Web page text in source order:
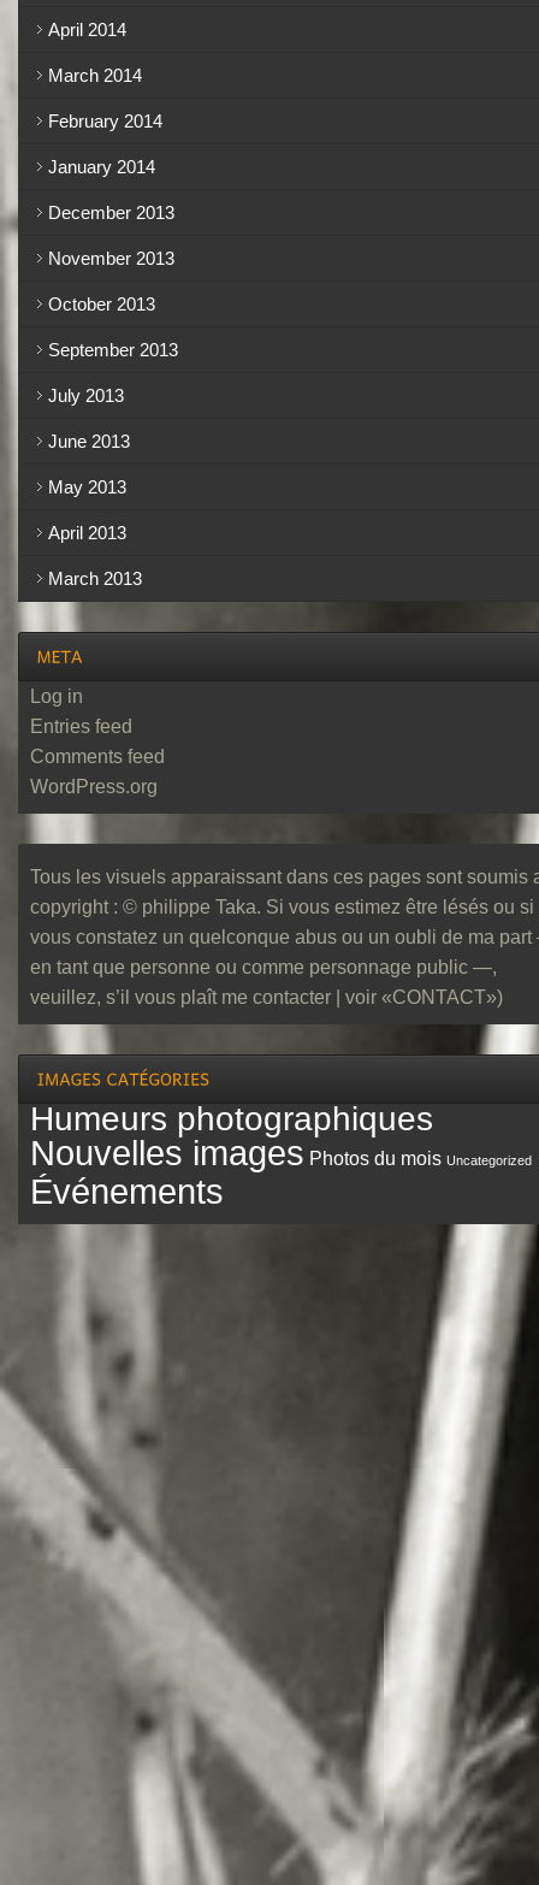
April 2014
March 2014
February 2014
January 2014
December 2013
November 2013
October 2013
September 2013
July 2013
June 2013
May 2013
April 2013
March 2013
Log in
Entries feed
Comments feed
WordPress.org
Tous les visuels apparaissant dans ces pages sont soumis
copyright : © philippe Taka. Si vous estimez être lésés ou si
vous constatez un quelconque abus ou un oubli de ma
en tant que personne ou comme personnage public —,
veuillez, s’il vous plaît me contacter | voir «CONTACT»)
Humeurs photographiques
Nouvelles images Photos du mois Uncategorized
Événements